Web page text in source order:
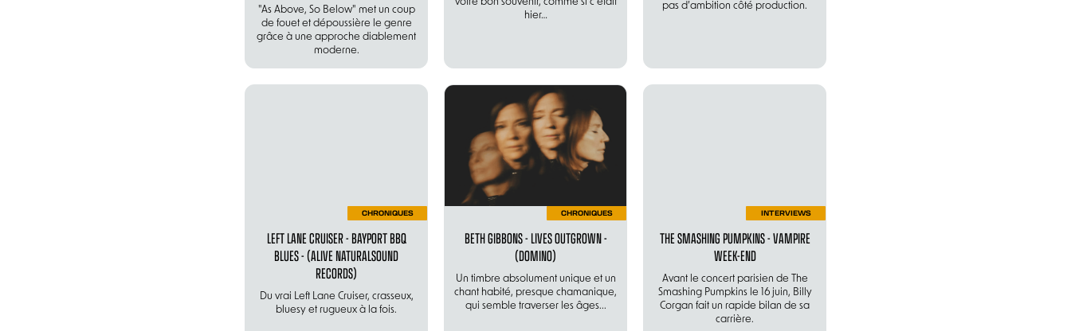
"As Above, So Below" met un coup
de fouet et dépoussière le genre
grâce à une approche diablement
moderne.
hier…
pas d’ambition côté production.
CHRONIQUES
LEFT LANE CRUISER - BAYPORT BBQ
BLUES - (ALIVE NATURALSOUND
RECORDS)
Du vrai Left Lane Cruiser, crasseux,
bluesy et rugueux à la fois.
CHRONIQUES
BETH GIBBONS - LIVES OUTGROWN -
(DOMINO)
Un timbre absolument unique et un
chant habité, presque chamanique,
qui semble traverser les âges...
INTERVIEWS
THE SMASHING PUMPKINS - VAMPIRE
WEEK-END
Avant le concert parisien de The
Smashing Pumpkins le 16 juin, Billy
Corgan fait un rapide bilan de sa
carrière.